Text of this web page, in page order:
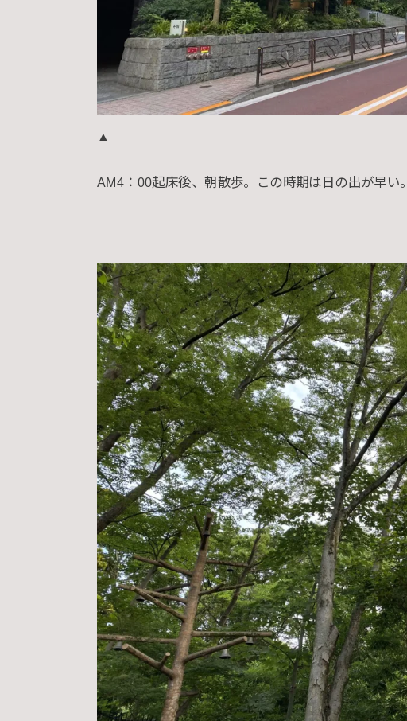
▲
AM4：00起床後、朝散歩。この時期は日の出が早い。